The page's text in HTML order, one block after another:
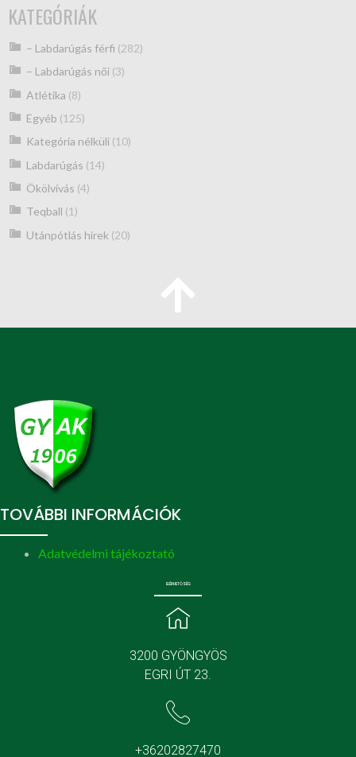
KATEGÓRIÁK
– Labdarúgás férfi (282)
– Labdarúgás női(3)
Atlétika (8)
Egyéb (125)
Kategória nélküli(10)
Labdarúgás (14)
Ökölvívás (4)
Teqball (1)
Utánpótlás hírek (20)
TOVÁBBI INFORMÁCIÓK
Adatvédelmi tájékoztató
ELÉRHETŐSÉG
3200 GYÖNGYÖS
EGRI ÚT 23.
+36202827470